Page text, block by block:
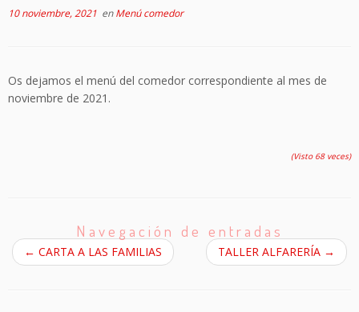
10 noviembre, 2021 enMenú comedor
Os dejamos el menú del comedor correspondiente al mes de
noviembre de 2021.
(Visto 68 veces)
Navegación de entradas
← CARTA A LAS FAMILIAS TALLER ALFARERÍA →